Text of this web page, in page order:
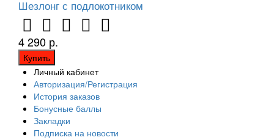
Шезлонг с подлокотником
4 290 р.
Купить
Личный кабинет
Авторизация/Регистрация
История заказов
Бонусные баллы
Закладки
Подписка на новости